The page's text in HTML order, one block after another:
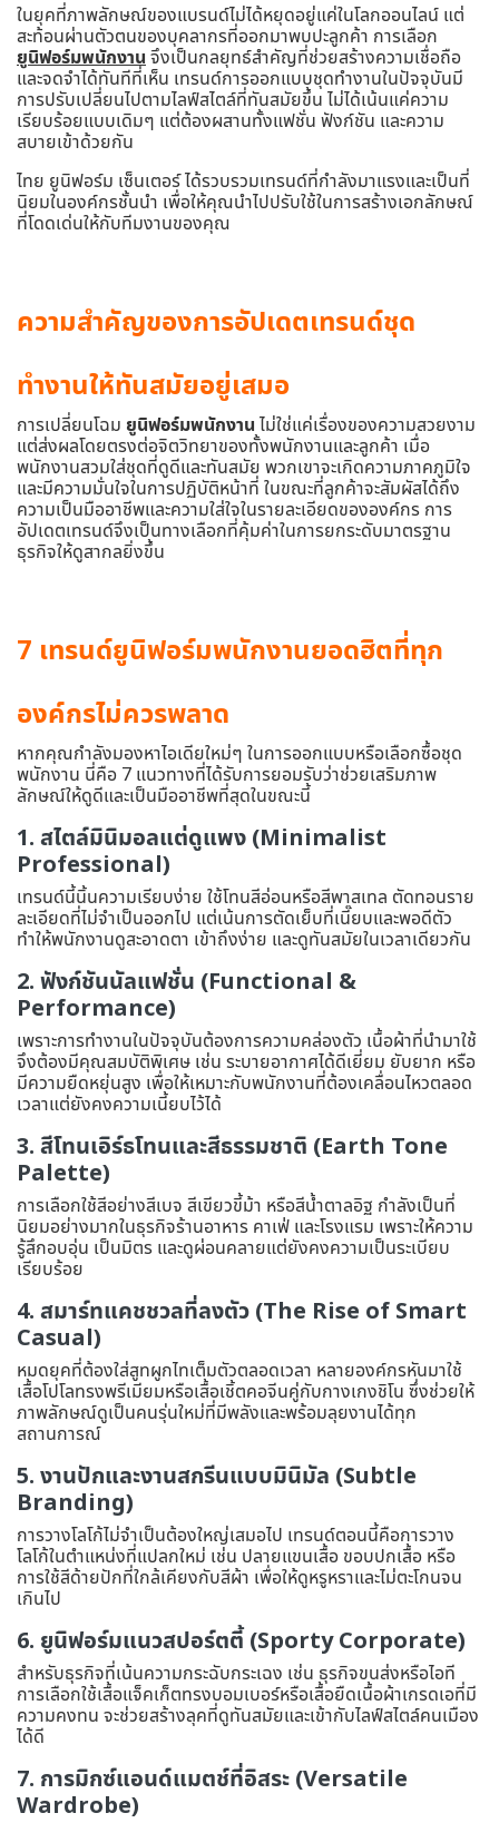
ในยุคที่ภาพลักษณ์ของแบรนด์ไม่ได้หยุดอยู่แค่ในโลกออนไลน์ แต่
สะท้อนผ่านตัวตนของบุคลากรที่ออกมาพบปะลูกค้า การเลือก
ยูนิฟอร์มพนักงาน จึงเป็นกลยุทธ์สำคัญที่ช่วยสร้างความเชื่อถือ
และจดจำได้ทันทีที่เห็น เทรนด์การออกแบบชุดทำงานในปัจจุบันมี
การปรับเปลี่ยนไปตามไลฟ์สไตล์ที่ทันสมัยขึ้น ไม่ได้เน้นแค่ความ
เรียบร้อยแบบเดิมๆ แต่ต้องผสานทั้งแฟชั่น ฟังก์ชัน และความ
สบายเข้าด้วยกัน
ไทย ยูนิฟอร์ม เซ็นเตอร์ ได้รวบรวมเทรนด์ที่กำลังมาแรงและเป็นที่
นิยมในองค์กรชั้นนำ เพื่อให้คุณนำไปปรับใช้ในการสร้างเอกลักษณ์
ที่โดดเด่นให้กับทีมงานของคุณ
ความสำคัญของการอัปเดตเทรนด์ชุด
ทำงานให้ทันสมัยอยู่เสมอ
การเปลี่ยนโฉม ยูนิฟอร์มพนักงาน ไม่ใช่แค่เรื่องของความสวยงาม
แต่ส่งผลโดยตรงต่อจิตวิทยาของทั้งพนักงานและลูกค้า เมื่อ
พนักงานสวมใส่ชุดที่ดูดีและทันสมัย พวกเขาจะเกิดความภาคภูมิใจ
และมีความมั่นใจในการปฏิบัติหน้าที่ ในขณะที่ลูกค้าจะสัมผัสได้ถึง
ความเป็นมืออาชีพและความใส่ใจในรายละเอียดขององค์กร การ
อัปเดตเทรนด์จึงเป็นทางเลือกที่คุ้มค่าในการยกระดับมาตรฐาน
ธุรกิจให้ดูสากลยิ่งขึ้น
7 เทรนด์ยูนิฟอร์มพนักงานยอดฮิตที่ทุก
องค์กรไม่ควรพลาด
หากคุณกำลังมองหาไอเดียใหม่ๆ ในการออกแบบหรือเลือกซื้อชุด
พนักงาน นี่คือ 7 แนวทางที่ได้รับการยอมรับว่าช่วยเสริมภาพ
ลักษณ์ให้ดูดีและเป็นมืออาชีพที่สุดในขณะนี้
1. สไตล์มินิมอลแต่ดูแพง (Minimalist
Professional)
เทรนด์นี้นิ้นความเรียบง่าย ใช้โทนสีอ่อนหรือสีพาสเทล ตัดทอนราย
ละเอียดที่ไม่จำเป็นออกไป แต่เน้นการตัดเย็บที่เนี๊ยบและพอดีตัว
ทำให้พนักงานดูสะอาดตา เข้าถึงง่าย และดูทันสมัยในเวลาเดียวกัน
2. ฟังก์ชันนัลแฟชั่น (Functional &
Performance)
เพราะการทำงานในปัจจุบันต้องการความคล่องตัว เนื้อผ้าที่นำมาใช้
จึงต้องมีคุณสมบัติพิเศษ เช่น ระบายอากาศได้ดีเยี่ยม ยับยาก หรือ
มีความยืดหยุ่นสูง เพื่อให้เหมาะกับพนักงานที่ต้องเคลื่อนไหวตลอด
เวลาแต่ยังคงความเนี้ยบไว้ได้
3. สีโทนเอิร์ธโทนและสีธรรมชาติ (Earth Tone
Palette)
การเลือกใช้สีอย่างสีเบจ สีเขียวขี้ม้า หรือสีน้ำตาลอิฐ กำลังเป็นที่
นิยมอย่างมากในธุรกิจร้านอาหาร คาเฟ่ และโรงแรม เพราะให้ความ
รู้สึกอบอุ่น เป็นมิตร และดูผ่อนคลายแต่ยังคงความเป็นระเบียบ
เรียบร้อย
4. สมาร์ทแคชชวลที่ลงตัว (The Rise of Smart
Casual)
หมดยุคที่ต้องใส่สูทผูกไทเต็มตัวตลอดเวลา หลายองค์กรหันมาใช้
เสื้อโปโลทรงพรีเมียมหรือเสื้อเชิ้ตคอจีนคู่กับกางเกงชิโน ซึ่งช่วยให้
ภาพลักษณ์ดูเป็นคนรุ่นใหม่ที่มีพลังและพร้อมลุยงานได้ทุก
สถานการณ์
5. งานปักและงานสกรีนแบบมินิมัล (Subtle
Branding)
การวางโลโก้ไม่จำเป็นต้องใหญ่เสมอไป เทรนด์ตอนนี้คือการวาง
โลโก้ในตำแหน่งที่แปลกใหม่ เช่น ปลายแขนเสื้อ ขอบปกเสื้อ หรือ
การใช้สีด้ายปักที่ใกล้เคียงกับสีผ้า เพื่อให้ดูหรูหราและไม่ตะโกนจน
เกินไป
6. ยูนิฟอร์มแนวสปอร์ตตี้ (Sporty Corporate)
สำหรับธุรกิจที่เน้นความกระฉับกระเฉง เช่น ธุรกิจขนส่งหรือไอที
การเลือกใช้เสื้อแจ็คเก็ตทรงบอมเบอร์หรือเสื้อยืดเนื้อผ้าเกรดเอที่มี
ความคงทน จะช่วยสร้างลุคที่ดูทันสมัยและเข้ากับไลฟ์สไตล์คนเมือง
ได้ดี
7. การมิกซ์แอนด์แมตช์ที่อิสระ (Versatile
Wardrobe)